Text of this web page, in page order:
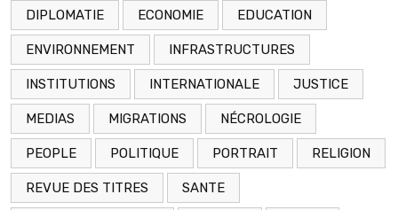
DIPLOMATIE ECONOMIE EDUCATION
ENVIRONNEMENT INFRASTRUCTURES
INSTITUTIONS INTERNATIONALE JUSTICE
MEDIAS MIGRATIONS NÉCROLOGIE
PEOPLE POLITIQUE PORTRAIT RELIGION
REVUE DES TITRES SANTE